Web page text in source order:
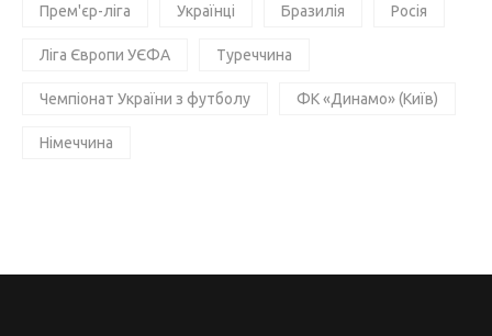
Прем'єр-ліга Українці Бразилія Росія
Ліга Європи УЄФА Туреччина
Чемпіонат України з футболу ФК «Динамо» (Київ)
Німеччина